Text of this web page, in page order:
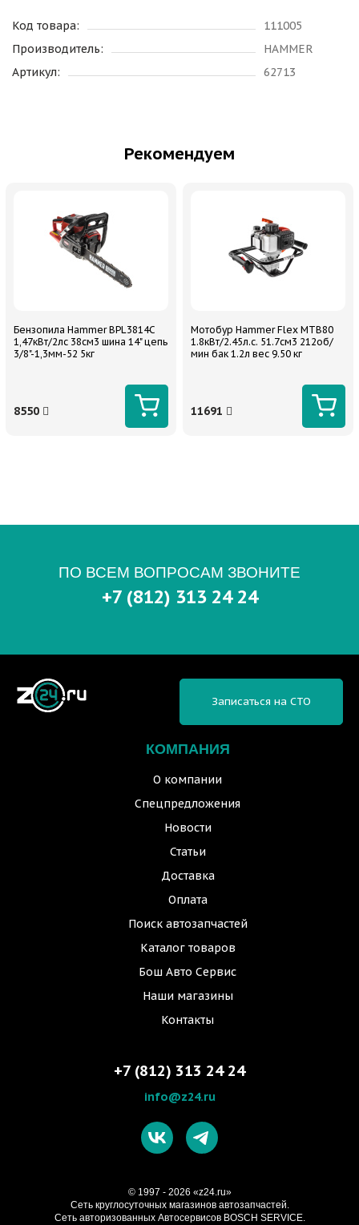
Код товара:
111005
Производитель:
HAMMER
Артикул:
62713
Рекомендуем
Бензопила Hammer BPL3814C
1,47кВт/2лс 38см3 шина 14" цепь
3/8"-1,3мм-52 5кг
8550
Мотобур Hammer Flex MTB80
1.8кВт/2.45л.с. 51.7см3 212об/
мин бак 1.2л вес 9.50 кг
11691
ПО ВСЕМ ВОПРОСАМ ЗВОНИТЕ
+7 (812) 313 24 24
КОМПАНИЯ
О компании
Спецпредложения
Новости
Статьи
Доставка
Оплата
Поиск автозапчастей
Каталог товаров
Бош Авто Сервис
Наши магазины
Контакты
Записаться на СТО
+7 (812) 313 24 24
info@z24.ru
© 1997 - 2026 «z24.ru»
Cеть круглосуточных магазинов автозапчастей.
Сеть авторизованных Автосервисов BOSCH SERVICE.